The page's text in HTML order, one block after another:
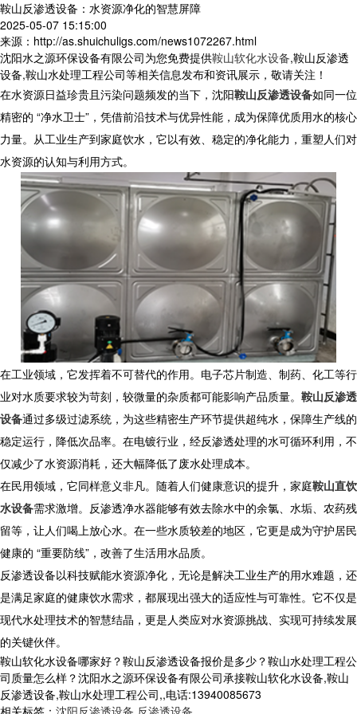
鞍山反渗透设备：水资源净化的智慧屏障
2025-05-07 15:15:00
来源：http://as.shuichuligs.com/news1072267.html
沈阳水之源环保设备有限公司为您免费提供鞍山软化水设备,鞍山反渗透
设备,鞍山水处理工程公司等相关信息发布和资讯展示，敬请关注！
在水资源日益珍贵且污染问题频发的当下，沈阳鞍山反渗透设备如同一位
精密的 “净水卫士”，凭借前沿技术与优异性能，成为保障优质用水的核心
力量。从工业生产到家庭饮水，它以有效、稳定的净化能力，重塑人们对
水资源的认知与利用方式。
在工业领域，它发挥着不可替代的作用。电子芯片制造、制药、化工等行
业对水质要求较为苛刻，较微量的杂质都可能影响产品质量。 鞍山反渗透
设备通过多级过滤系统，为这些精密生产环节提供超纯水，保障生产线的
稳定运行，降低次品率。在电镀行业，经反渗透处理的水可循环利用，不
仅减少了水资源消耗，还大幅降低了废水处理成本。
在民用领域，它同样意义非凡。随着人们健康意识的提升，家庭鞍山直饮
水设备需求激增。反渗透净水器能够有效去除水中的余氯、水垢、农药残
留等，让人们喝上放心水。在一些水质较差的地区，它更是成为守护居民
健康的 “重要防线”，改善了生活用水品质。
反渗透设备以科技赋能水资源净化，无论是解决工业生产的用水难题，还
是满足家庭的健康饮水需求，都展现出强大的适应性与可靠性。它不仅是
现代水处理技术的智慧结晶，更是人类应对水资源挑战、实现可持续发展
的关键伙伴。
鞍山软化水设备哪家好？鞍山反渗透设备报价是多少？鞍山水处理工程公
司质量怎么样？沈阳水之源环保设备有限公司承接鞍山软化水设备,鞍山
反渗透设备,鞍山水处理工程公司,,电话:13940085673